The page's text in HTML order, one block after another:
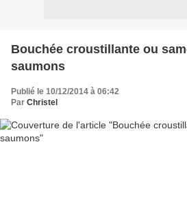
Bouchée croustillante ou
saumons
Publié le 10/12/2014 à 06:42
Par Christel